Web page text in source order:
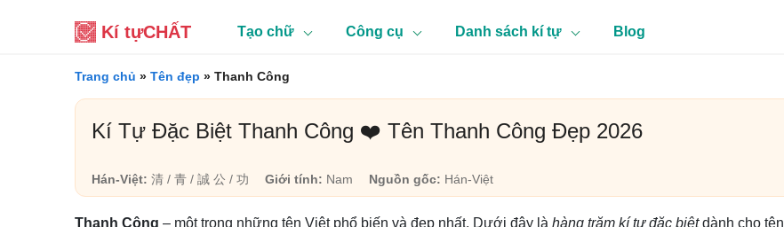
Kí tựCHẤT Tạo chữ Công cụ Danh sách kí tự Blog
Trang chủ » Tên đẹp » Thanh Công
Kí Tự Đặc Biệt Thanh Công ❤️ Tên Thanh Công Đẹp 2026
Hán-Việt: 清 / 青 / 誠 公 / 功 Giới tính: Nam Nguồn gốc: Hán-Việt
Thanh Công – một trong những tên Việt phổ biến và đẹp nhất. Dưới đây là hàng trăm kí tự đặc biệtdành cho tên